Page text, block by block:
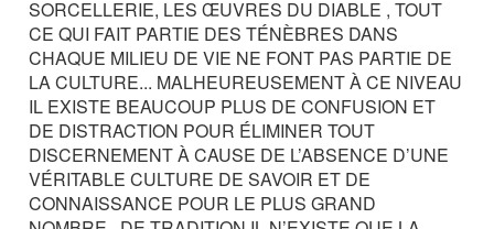
SORCELLERIE, LES ŒUVRES DU DIABLE , TOUT
CE QUI FAIT PARTIE DES TÉNÈBRES DANS
CHAQUE MILIEU DE VIE NE FONT PAS PARTIE DE
LA CULTURE... MALHEUREUSEMENT À CE NIVEAU
IL EXISTE BEAUCOUP PLUS DE CONFUSION ET
DE DISTRACTION POUR ÉLIMINER TOUT
DISCERNEMENT À CAUSE DE L’ABSENCE D’UNE
VÉRITABLE CULTURE DE SAVOIR ET DE
CONNAISSANCE POUR LE PLUS GRAND